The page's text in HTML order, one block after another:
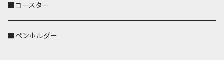
鹿
ペンギン
■コースター
■ペンホルダー